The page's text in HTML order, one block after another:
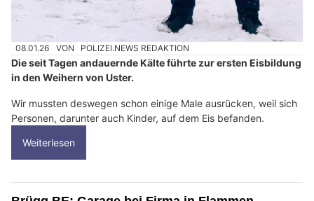
08.01.26 VON POLIZEI.NEWS REDAKTION
Die seit Tagen andauernde Kälte führte zur ersten Eisbildung
in den Weihern von Uster.
Wir mussten deswegen schon einige Male ausrücken, weil sich
Personen, darunter auch Kinder, auf dem Eis befanden.
Weiterlesen